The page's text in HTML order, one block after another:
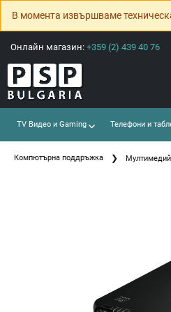
В момента извършваме
Онлайн магазин: +359 (2) 439 40 76
TV Видео и Gaming Телефони и
Компютърна поддръжка